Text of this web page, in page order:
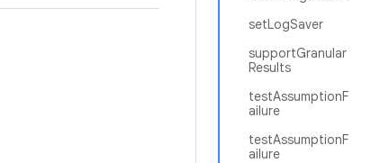
setLogSaver
supportGranular
Results
testAssumptionF
ailure
testAssumptionF
ailure